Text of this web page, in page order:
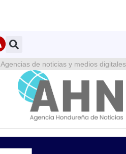
Agencias de noticias y medios digitales